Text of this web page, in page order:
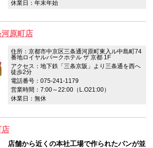
休業日：年末年始
原町店
住所：京都市中京区三条通河原町東入ル中島町74
番地ロイヤルパークホテル ザ 京都 1F
アクセス：地下鉄「三条京阪」より三条通を西へ
徒歩2分
電話番号：075-241-1179
営業時間：7:00～22:00（L.O21:00）
休業日：無休
店舗から近くの本社工場で作られたパンが並